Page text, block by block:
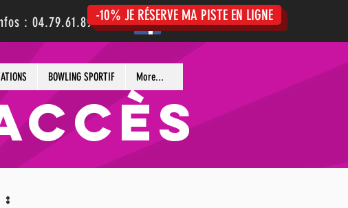
BOWLING SPORTIF More...
-10% JE RÉSERVE MA PISTE EN LIGNE
: 04.79.61.89.30